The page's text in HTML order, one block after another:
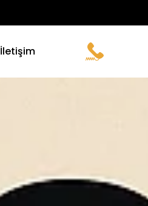
İletişim